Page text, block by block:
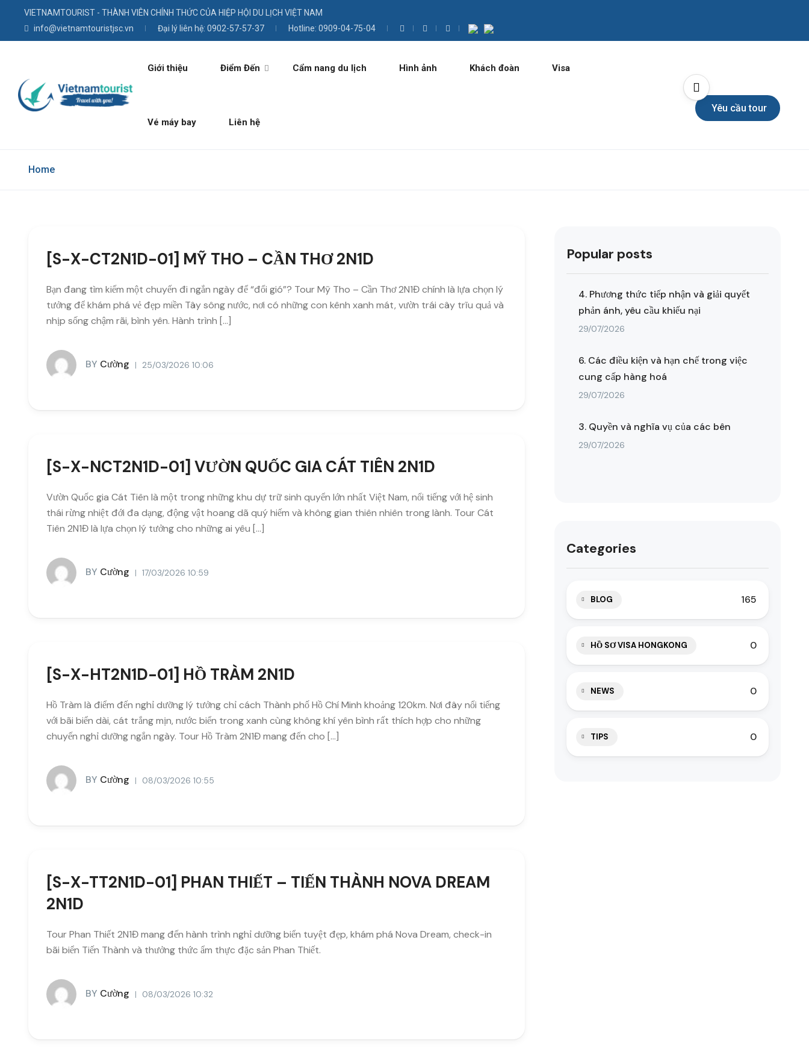
VIETNAMTOURIST - THÀNH VIÊN CHÍNH THỨC CỦA HIỆP HỘI DU LỊCH VIỆT NAM
info@vietnamtouristjsc.vn
Đại lý liên hệ: 0902-57-57-37 Hotline: 0909-04-75-04
Giới thiệu Điểm Đến Cẩm nang du lịch Hình ảnh Khách đoàn Visa
Vé máy bay Liên hệ
Yêu cầu tour
Home
[S-X-CT2N1D-01] MỸ THO – CẦN THƠ 2N1D
Bạn đang tìm kiếm một chuyến đi ngắn ngày để “đổi gió”? Tour Mỹ Tho – Cần Thơ 2N1Đ chính là lựa chọn lý
tưởng để khám phá vẻ đẹp miền Tây sông nước, nơi có những con kênh xanh mát, vườn trái cây trĩu quả và
nhịp sống chậm rãi, bình yên. Hành trình […]
BY Cường 25/03/2026 10:06
[S-X-NCT2N1D-01] VƯỜN QUỐC GIA CÁT TIÊN 2N1D
Vườn Quốc gia Cát Tiên là một trong những khu dự trữ sinh quyển lớn nhất Việt Nam, nổi tiếng với hệ sinh
thái rừng nhiệt đới đa dạng, động vật hoang dã quý hiếm và không gian thiên nhiên trong lành. Tour Cát
Tiên 2N1Đ là lựa chọn lý tưởng cho những ai yêu […]
BY Cường 17/03/2026 10:59
[S-X-HT2N1D-01] HỒ TRÀM 2N1D
Hồ Tràm là điểm đến nghỉ dưỡng lý tưởng chỉ cách Thành phố Hồ Chí Minh khoảng 120km. Nơi đây nổi tiếng
với bãi biển dài, cát trắng mịn, nước biển trong xanh cùng không khí yên bình rất thích hợp cho những
chuyến nghỉ dưỡng ngắn ngày. Tour Hồ Tràm 2N1Đ mang đến cho […]
BY Cường 08/03/2026 10:55
[S-X-TT2N1D-01] PHAN THIẾT – TIẾN THÀNH NOVA DREAM
2N1D
Tour Phan Thiết 2N1Đ mang đến hành trình nghỉ dưỡng biển tuyệt đẹp, khám phá Nova Dream, check-in
bãi biển Tiến Thành và thưởng thức ẩm thực đặc sản Phan Thiết.
BY Cường 08/03/2026 10:32
Popular posts
4. Phương thức tiếp nhận và giải quyết
phản ánh, yêu cầu khiếu nại
29/07/2026
6. Các điều kiện và hạn chế trong việc
cung cấp hàng hoá
29/07/2026
3. Quyền và nghĩa vụ của các bên
29/07/2026
Categories
BLOG 165
HỒ SƠ VISA HONGKONG 0
NEWS 0
TIPS 0